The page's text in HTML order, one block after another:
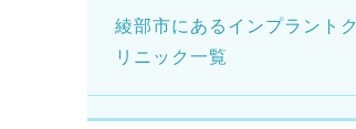
綾部市にあるインプラントク
リニック一覧